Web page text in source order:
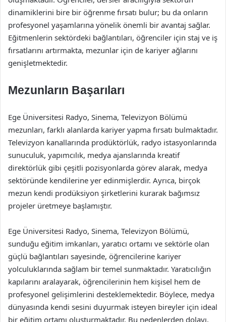
dinamiklerini bire bir öğrenme fırsatı bulur; bu da onların
profesyonel yaşamlarına yönelik önemli bir avantaj sağlar.
Eğitmenlerin sektördeki bağlantıları, öğrenciler için staj ve iş
fırsatlarını artırmakta, mezunlar için de kariyer ağlarını
genişletmektedir.
Mezunların Başarıları
Ege Üniversitesi Radyo, Sinema, Televizyon Bölümü
mezunları, farklı alanlarda kariyer yapma fırsatı bulmaktadır.
Televizyon kanallarında prodüktörlük, radyo istasyonlarında
sunuculuk, yapımcılık, medya ajanslarında kreatif
direktörlük gibi çeşitli pozisyonlarda görev alarak, medya
sektöründe kendilerine yer edinmişlerdir. Ayrıca, birçok
mezun kendi prodüksiyon şirketlerini kurarak bağımsız
projeler üretmeye başlamıştır.
Ege Üniversitesi Radyo, Sinema, Televizyon Bölümü,
sunduğu eğitim imkanları, yaratıcı ortamı ve sektörle olan
güçlü bağlantıları sayesinde, öğrencilerine kariyer
yolculuklarında sağlam bir temel sunmaktadır. Yaratıcılığın
kapılarını aralayarak, öğrencilerinin hem kişisel hem de
profesyonel gelişimlerini desteklemektedir. Böylece, medya
dünyasında kendi sesini duyurmak isteyen bireyler için ideal
bir eğitim ortamı oluşturmaktadır. Bu nedenlerden dolayı,